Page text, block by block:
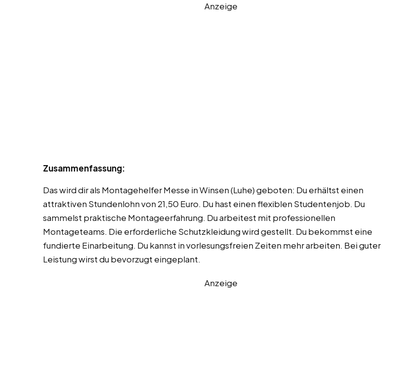
Anzeige
Zusammenfassung:
Das wird dir als Montagehelfer Messe in Winsen (Luhe) geboten: Du erhältst einen
attraktiven Stundenlohn von 21,50 Euro. Du hast einen flexiblen Studentenjob. Du
sammelst praktische Montageerfahrung. Du arbeitest mit professionellen
Montageteams. Die erforderliche Schutzkleidung wird gestellt. Du bekommst eine
fundierte Einarbeitung. Du kannst in vorlesungsfreien Zeiten mehr arbeiten. Bei guter
Leistung wirst du bevorzugt eingeplant.
Anzeige